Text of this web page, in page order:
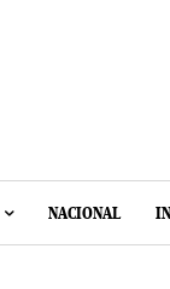
NACIONAL